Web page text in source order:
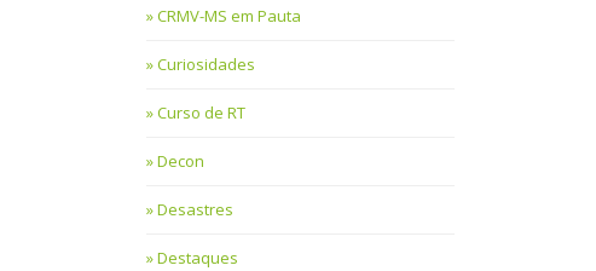
CRMV-MS em Pauta
Curiosidades
Curso de RT
Decon
Desastres
Destaques